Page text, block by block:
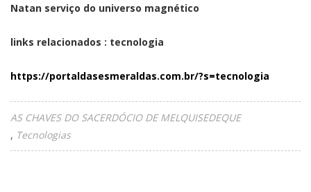
Natan serviço do universo magnético
links relacionados : tecnologia
https://portaldasesmeraldas.com.br/?s=tecnologia
AS CHAVES DO SACERDÓCIO DE MELQUISEDEQUE
Tecnologias